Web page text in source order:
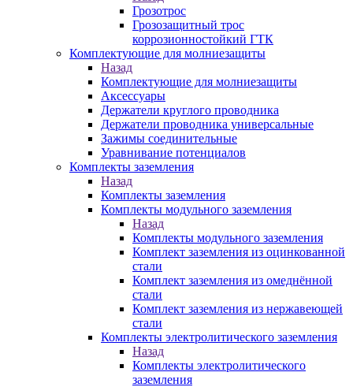
Грозотрос
Грозозащитный трос
коррозионностойкий ГТК
Комплектующие для молниезащиты
Назад
Комплектующие для молниезащиты
Аксессуары
Держатели круглого проводника
Держатели проводника универсальные
Зажимы соединительные
Уравнивание потенциалов
Комплекты заземления
Назад
Комплекты заземления
Комплекты модульного заземления
Назад
Комплекты модульного заземления
Комплект заземления из оцинкованной
стали
Комплект заземления из омеднённой
стали
Комплект заземления из нержавеющей
стали
Комплекты электролитического заземления
Назад
Комплекты электролитического
заземления